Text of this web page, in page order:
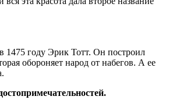
1475 году Эрик Тотт. Он построил
обороняет народ от набегов. А ее